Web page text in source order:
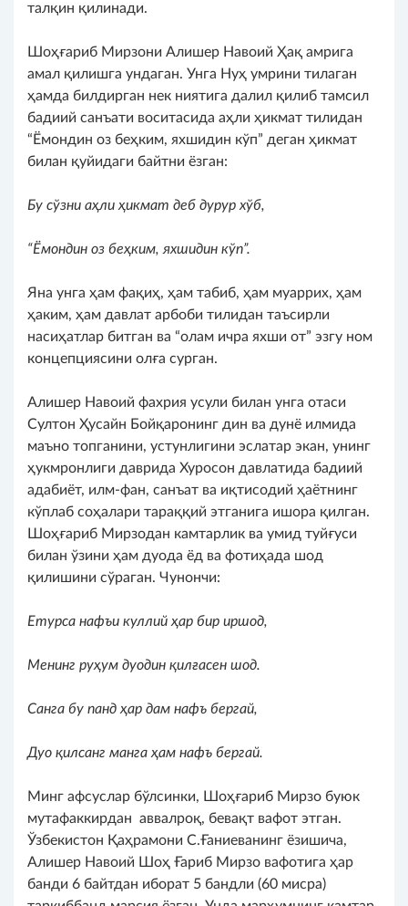
талқин қилинади.
Шоҳғариб Мирзони Алишер Навоий Ҳақ амрига
амал қилишга ундаган. Унга Нуҳ умрини тилаган
ҳамда билдирган нек ниятига далил қилиб тамсил
бадиий санъати воситасида аҳли ҳикмат тилидан
“Ёмондин оз беҳким, яхшидин кўп” деган ҳикмат
билан қуйидаги байтни ёзган:
Бу сўзни аҳли ҳикмат деб дурур хўб,
“Ёмондин оз беҳким, яхшидин кўп”.
Яна унга ҳам фақиҳ, ҳам табиб, ҳам муаррих, ҳам
ҳаким, ҳам давлат арбоби тилидан таъсирли
насиҳатлар битган ва “олам ичра яхши от” эзгу ном
концепциясини олға сурган.
Алишер Навоий фахрия усули билан унга отаси
Султон Ҳусайн Бойқаронинг дин ва дунё илмида
маъно топганини, устунлигини эслатар экан, унинг
ҳукмронлиги даврида Хуросон давлатида бадиий
адабиёт, илм-фан, санъат ва иқтисодий ҳаётнинг
кўплаб соҳалари тараққий этганига ишора қилган.
Шоҳғариб Мирзодан камтарлик ва умид туйғуси
билан ўзини ҳам дуода ёд ва фотиҳада шод
қилишини сўраган. Чунончи:
Етурса нафъи куллий ҳар бир иршод,
Менинг руҳум дуодин қилғасен шод.
Санга бу панд ҳар дам нафъ бергай,
Дуо қилсанг манга ҳам нафъ бергай.
Минг афсуслар бўлсинки, Шоҳғариб Мирзо буюк
мутафаккирдан аввалроқ, бевақт вафот этган.
Ўзбекистон Қаҳрамони С.Ғаниеванинг ёзишича,
Алишер Навоий Шоҳ Ғариб Мирзо вафотига ҳар
банди 6 байтдан иборат 5 бандли (60 мисра)